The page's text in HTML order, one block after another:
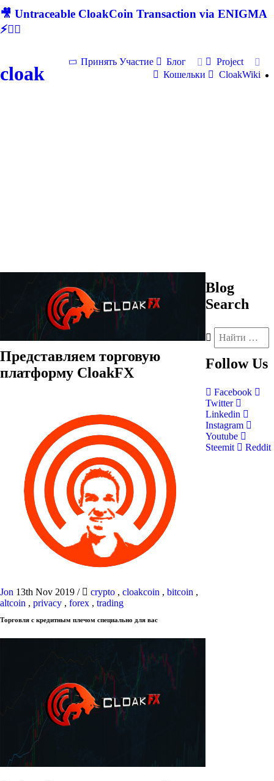
🎥 Untraceable CloakCoin Transaction via ENIGMA
⚡🕵‍♂
cloak
Принять Участие Блог
Project
Кошельки
CloakWiki
Представляем торговую
платформу CloakFX
Jon 13th Nov 2019 / crypto , cloakcoin , bitcoin ,
altcoin , privacy , forex , trading
Торговля с кредитным плечом специально для вас
Blog
Search
Follow Us
Facebook
Twitter
Linkedin
Instagram
Youtube
Steemit
Reddit